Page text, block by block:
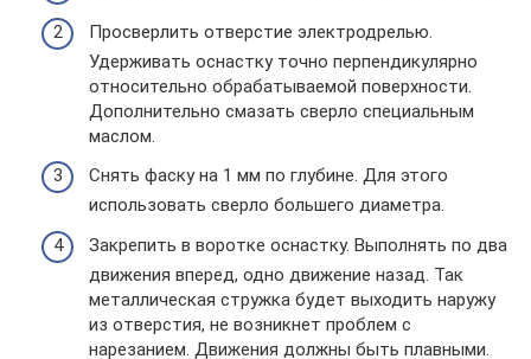
Просверлить отверстие электродрелью.
Удерживать оснастку точно перпендикулярно
относительно обрабатываемой поверхности.
Дополнительно смазать сверло специальным
маслом.
Снять фаску на 1 мм по глубине. Для этого
использовать сверло большего диаметра.
Закрепить в воротке оснастку. Выполнять по два
движения вперед, одно движение назад. Так
металлическая стружка будет выходить наружу
из отверстия, не возникнет проблем с
нарезанием. Движения должны быть плавными.